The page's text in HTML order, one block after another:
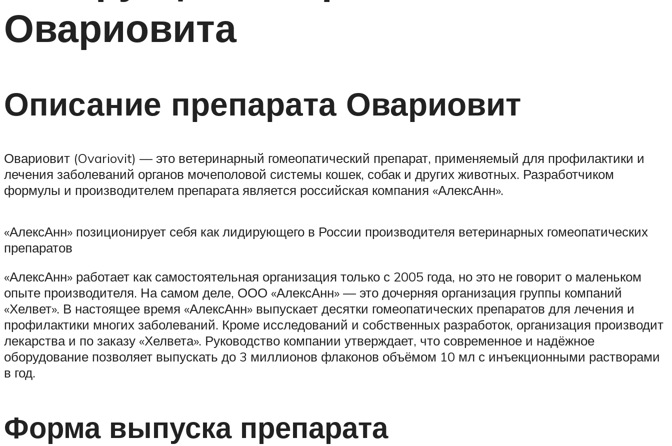
Овариовита
Описание препарата Овариовит
Овариовит (Ovariovit) — это ветеринарный гомеопатический препарат, применяемый для профилактики и
лечения заболеваний органов мочеполовой системы кошек, собак и других животных. Разработчиком
формулы и производителем препарата является российская компания «АлексАнн».
«АлексАнн» позиционирует себя как лидирующего в России производителя ветеринарных гомеопатических
препаратов
«АлексАнн» работает как самостоятельная организация только с 2005 года, но это не говорит о маленьком
опыте производителя. На самом деле, ООО «АлексАнн» — это дочерняя организация группы компаний
«Хелвет». В настоящее время «АлексАнн» выпускает десятки гомеопатических препаратов для лечения и
профилактики многих заболеваний. Кроме исследований и собственных разработок, организация производит
лекарства и по заказу «Хелвета». Руководство компании утверждает, что современное и надёжное
оборудование позволяет выпускать до 3 миллионов флаконов объёмом 10 мл с инъекционными растворами
в год.
Форма выпуска препарата